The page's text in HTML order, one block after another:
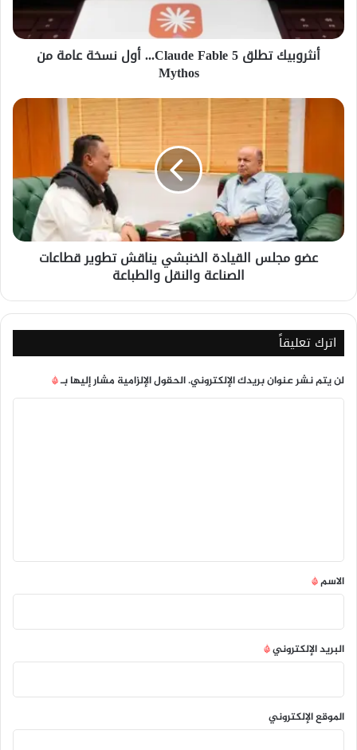
عامة
من
Mythos
أنثروبيك تطلق Claude Fable 5... أول نسخة عامة من
Mythos
عضو
الخنبشي
يناقش
تطوير
قطاعات
الصناعة
والنقل
والطباعةعضو مجلس القيادة الخنبشي يناقش تطوير قطاعات
الصناعة والنقل والطباعة
اترك تعليقاً
لن يتم نشر عنوان بريدك الإلكتروني.الحقول الإلزامية مشار إليها بـ*
*
الاسم*
البريد الإلكتروني*
الموقع الإلكتروني